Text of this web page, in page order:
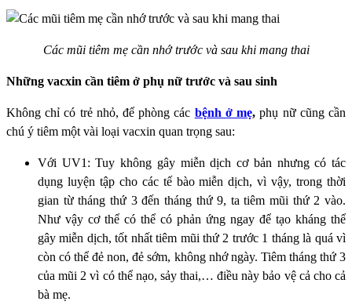
Các mũi tiêm mẹ cần nhớ trước và sau khi mang thai
Những vacxin cần tiêm ở phụ nữ trước và sau sinh
Không chỉ có trẻ nhỏ, để phòng các bệnh ở mẹ,phụ nữ cũng cần
chú ý tiêm một vài loại vacxin quan trọng sau:
Với UV1: Tuy không gây miễn dịch cơ bản nhưng có tác
dụng luyện tập cho các tế bào miễn dịch, vì vậy, trong thời
gian từ tháng thứ 3 đến tháng thứ 9, ta tiêm mũi thứ 2 vào.
Như vậy cơ thể có thể có phản ứng ngay để tạo kháng thể
gây miễn dịch, tốt nhất tiêm mũi thứ 2 trước 1 tháng là quá vì
còn có thể đẻ non, đẻ sớm, không nhớ ngày. Tiêm tháng thứ 3
của mũi 2 vì có thể nạo, sảy thai,… điều này bảo vệ cả cho cả
bà mẹ.